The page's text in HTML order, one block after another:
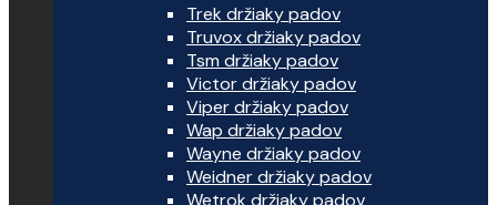
Trek držiaky padov
Truvox držiaky padov
Tsm držiaky padov
Victor držiaky padov
Viper držiaky padov
Wap držiaky padov
Wayne držiaky padov
Weidner držiaky padov
Wetrok držiaky padov